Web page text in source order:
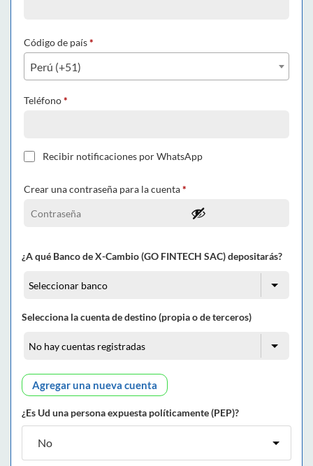
Código de país*
Perú (+51)
Teléfono*
Recibir notificaciones por WhatsApp
Crear una contraseña para la cuenta*
¿A qué Banco de X-Cambio (GO FINTECH SAC) depositarás?
Selecciona la cuenta de destino (propia o de terceros)
Agregar una nueva cuenta
¿Es Ud una persona expuesta políticamente (PEP)?